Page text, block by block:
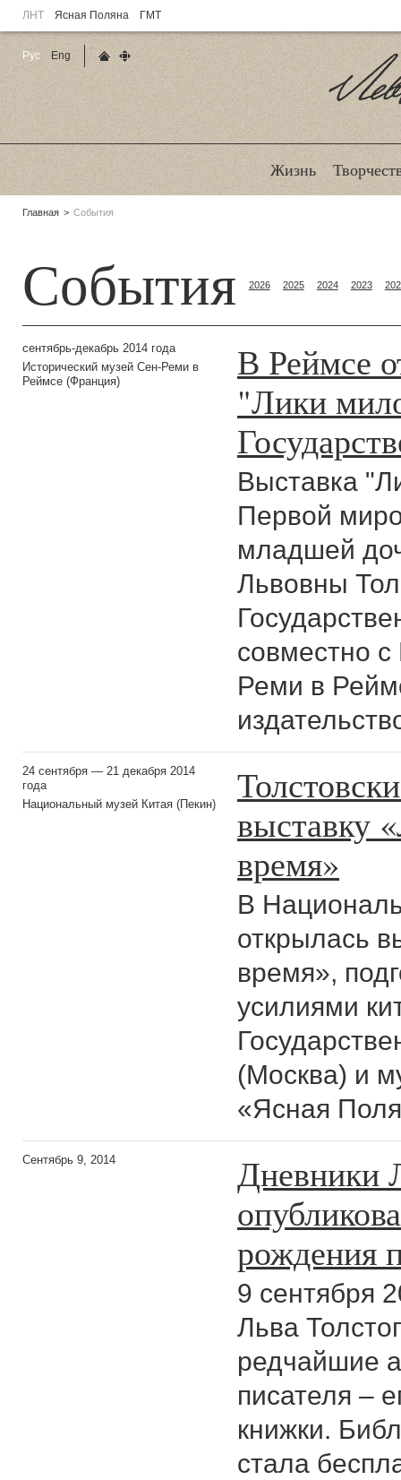
ЛНТ Ясная Поляна ГМТ
Жизнь
Родительские
Главная События
События 2026 2025 2024 2023
сентябрь-декабрь 2014 года
Исторический музей Сен-Реми в
Реймсе (Франция)
В Реймсе
"Лики
Выставка
Первой
младшей
Львовны
совместно
Реми в
24 сентября — 21 декабря 2014
года
Национальный музей Китая (Пекин)
выставку
время»
В
открылась
время»,
усилиями
(Москва) и
«Ясная
Сентябрь 9, 2014
Дневники
рождения
9 сентября
Льва
редчайшие
писателя –
книжки.
стала
Рус
Eng